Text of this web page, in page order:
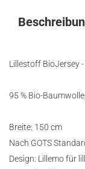
Lillestoff BioJersey
95 % Bio-
Breite: 150 cm
Nach GOTS
Design: Lillemo für